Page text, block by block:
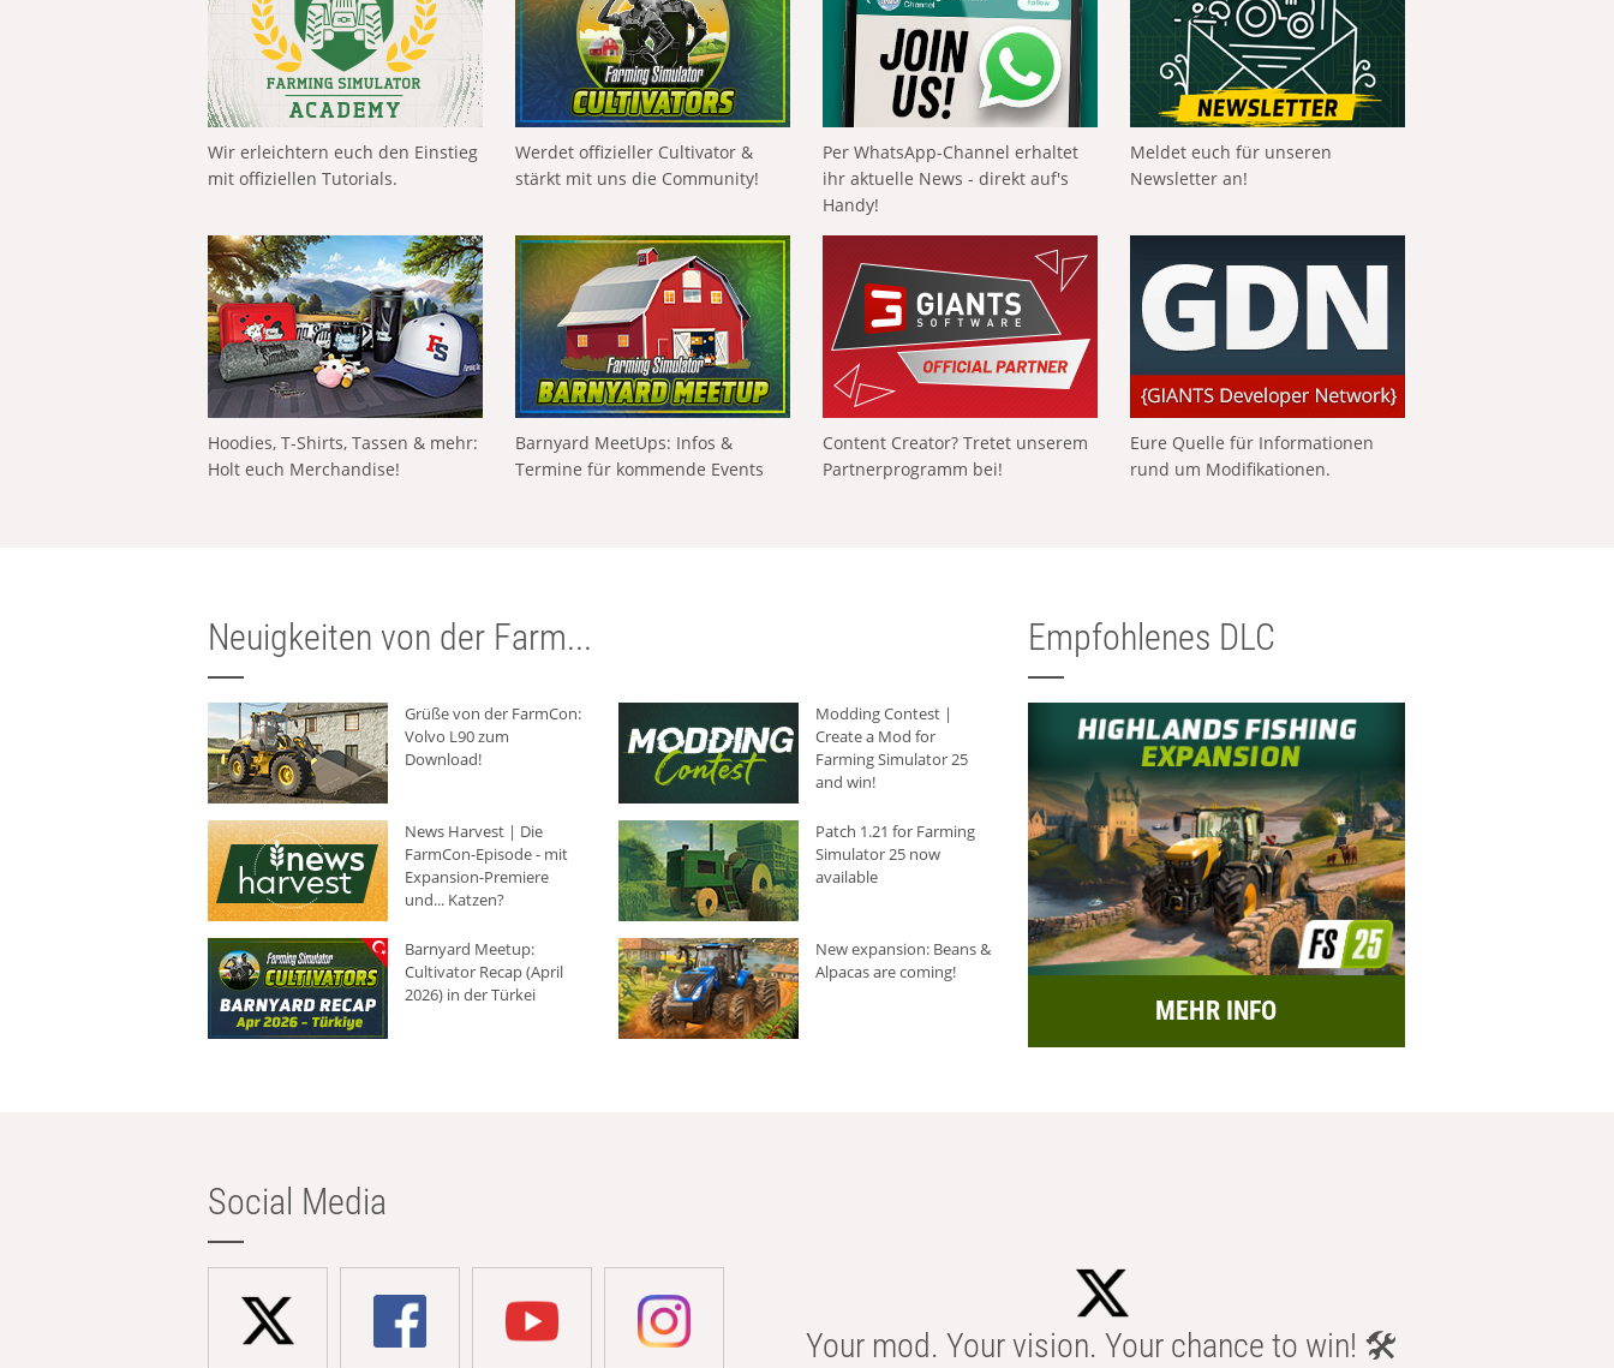
Wir erleichtern euch den Einstieg
mit offiziellen Tutorials.
Werdet offizieller Cultivator &
stärkt mit uns die Community!
Per WhatsApp-Channel erhaltet
ihr aktuelle News - direkt auf's
Handy!
Meldet euch für unseren
Newsletter an!
Hoodies, T-Shirts, Tassen & mehr:
Holt euch Merchandise!
Barnyard MeetUps: Infos &
Termine für kommende Events
Content Creator? Tretet unserem
Partnerprogramm bei!
Eure Quelle für Informationen
rund um Modifikationen.
Neuigkeiten von der Farm...
Grüße von der FarmCon:
Volvo L90 zum
Download!
Modding Contest |
Create a Mod for
Farming Simulator 25
and win!
News Harvest | Die
FarmCon-Episode - mit
Expansion-Premiere
und... Katzen?
Patch 1.21 for Farming
Simulator 25 now
available
Barnyard Meetup:
Cultivator Recap (April
2026) in der Türkei
New expansion: Beans &
Alpacas are coming!
Empfohlenes DLC
MEHR INFO
Social Media
Your mod. Your vision. Your chance to win! 🛠️